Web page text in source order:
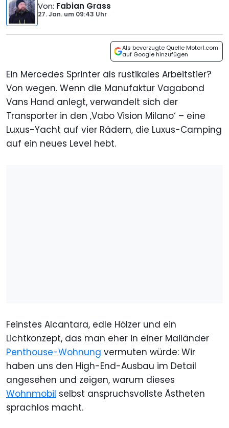
Von: Fabian Grass
27. Jan. um 09:43 Uhr
Als bevorzugte Quelle Motor1.com
auf Google hinzufügen
Ein Mercedes Sprinter als rustikales Arbeitstier?
Von wegen. Wenn die Manufaktur Vagabond
Vans Hand anlegt, verwandelt sich der
Transporter in den ‚Vabo Vision Milano‘ – eine
Luxus-Yacht auf vier Rädern, die Luxus-Camping
auf ein neues Level hebt.
Feinstes Alcantara, edle Hölzer und ein
Lichtkonzept, das man eher in einer Mailänder
Penthouse-Wohnung vermuten würde: Wir
haben uns den High-End-Ausbau im Detail
angesehen und zeigen, warum dieses
Wohnmobil selbst anspruchsvollste Ästheten
sprachlos macht.